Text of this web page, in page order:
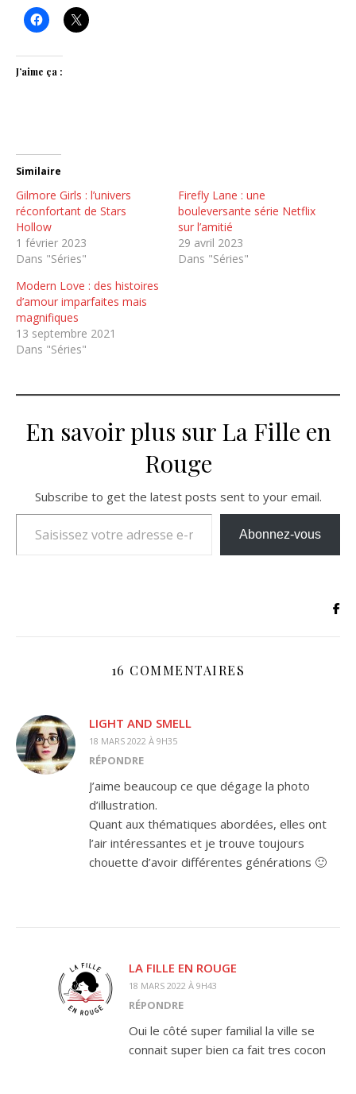
J’aime ça :
Similaire
Gilmore Girls : l’univers
réconfortant de Stars
Hollow
1 février 2023
Dans "Séries"
Firefly Lane : une
bouleversante série Netflix
sur l’amitié
29 avril 2023
Dans "Séries"
Modern Love : des histoires
d’amour imparfaites mais
magnifiques
13 septembre 2021
Dans "Séries"
En savoir plus sur La Fille en
Rouge
Subscribe to get the latest posts sent to your email.
Saisissez votre adresse e-mail…
Abonnez-vous
16 COMMENTAIRES
LIGHT AND SMELL
18 MARS 2022 À 9H35
RÉPONDRE
J’aime beaucoup ce que dégage la photo
d’illustration.
Quant aux thématiques abordées, elles ont
l’air intéressantes et je trouve toujours
chouette d’avoir différentes générations 🙂
LA FILLE EN ROUGE
18 MARS 2022 À 9H43
RÉPONDRE
Oui le côté super familial la ville se
connait super bien ca fait tres cocon